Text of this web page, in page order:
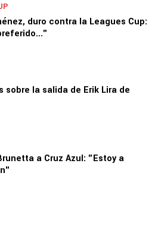
duro contra la Leagues Cup:
sobre la salida de Erik Lira de
a Cruz Azul: "Estoy a